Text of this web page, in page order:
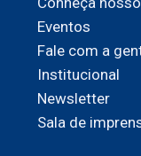
Eventos
Fale com a
Institucional
Newsletter
Sala de